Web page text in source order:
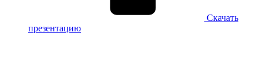
Скачать
презентацию